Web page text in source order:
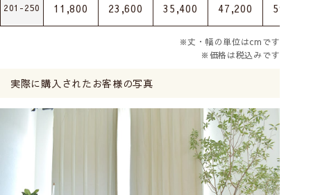
201-250 11,800 23,600 35,400 47,200 59,000
※丈・幅の単位はcmです
※価格は税込みです
実際に購入されたお客様の写真